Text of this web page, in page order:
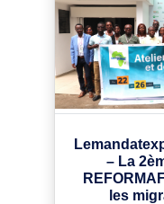
– La
les